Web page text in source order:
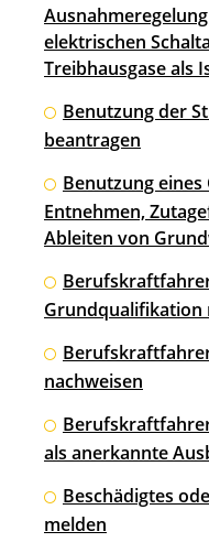
elektrischen
Treibhausgase als
Benutzung der
beantragen
Benutzung eines
Entnehmen,
Ableiten von
Grundqualifikation
nachweisen
als anerkannte
Beschädigtes
melden